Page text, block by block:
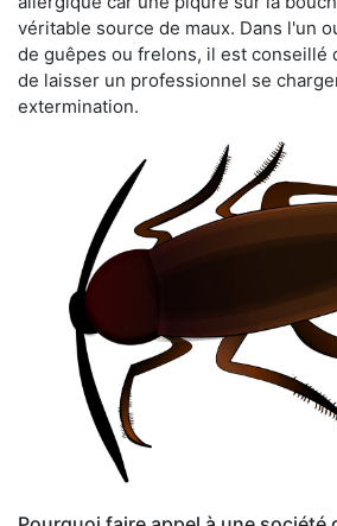
véritable source de maux. Dans l'un
de guêpes ou frelons, il est conseillé
de laisser un professionnel se
extermination.